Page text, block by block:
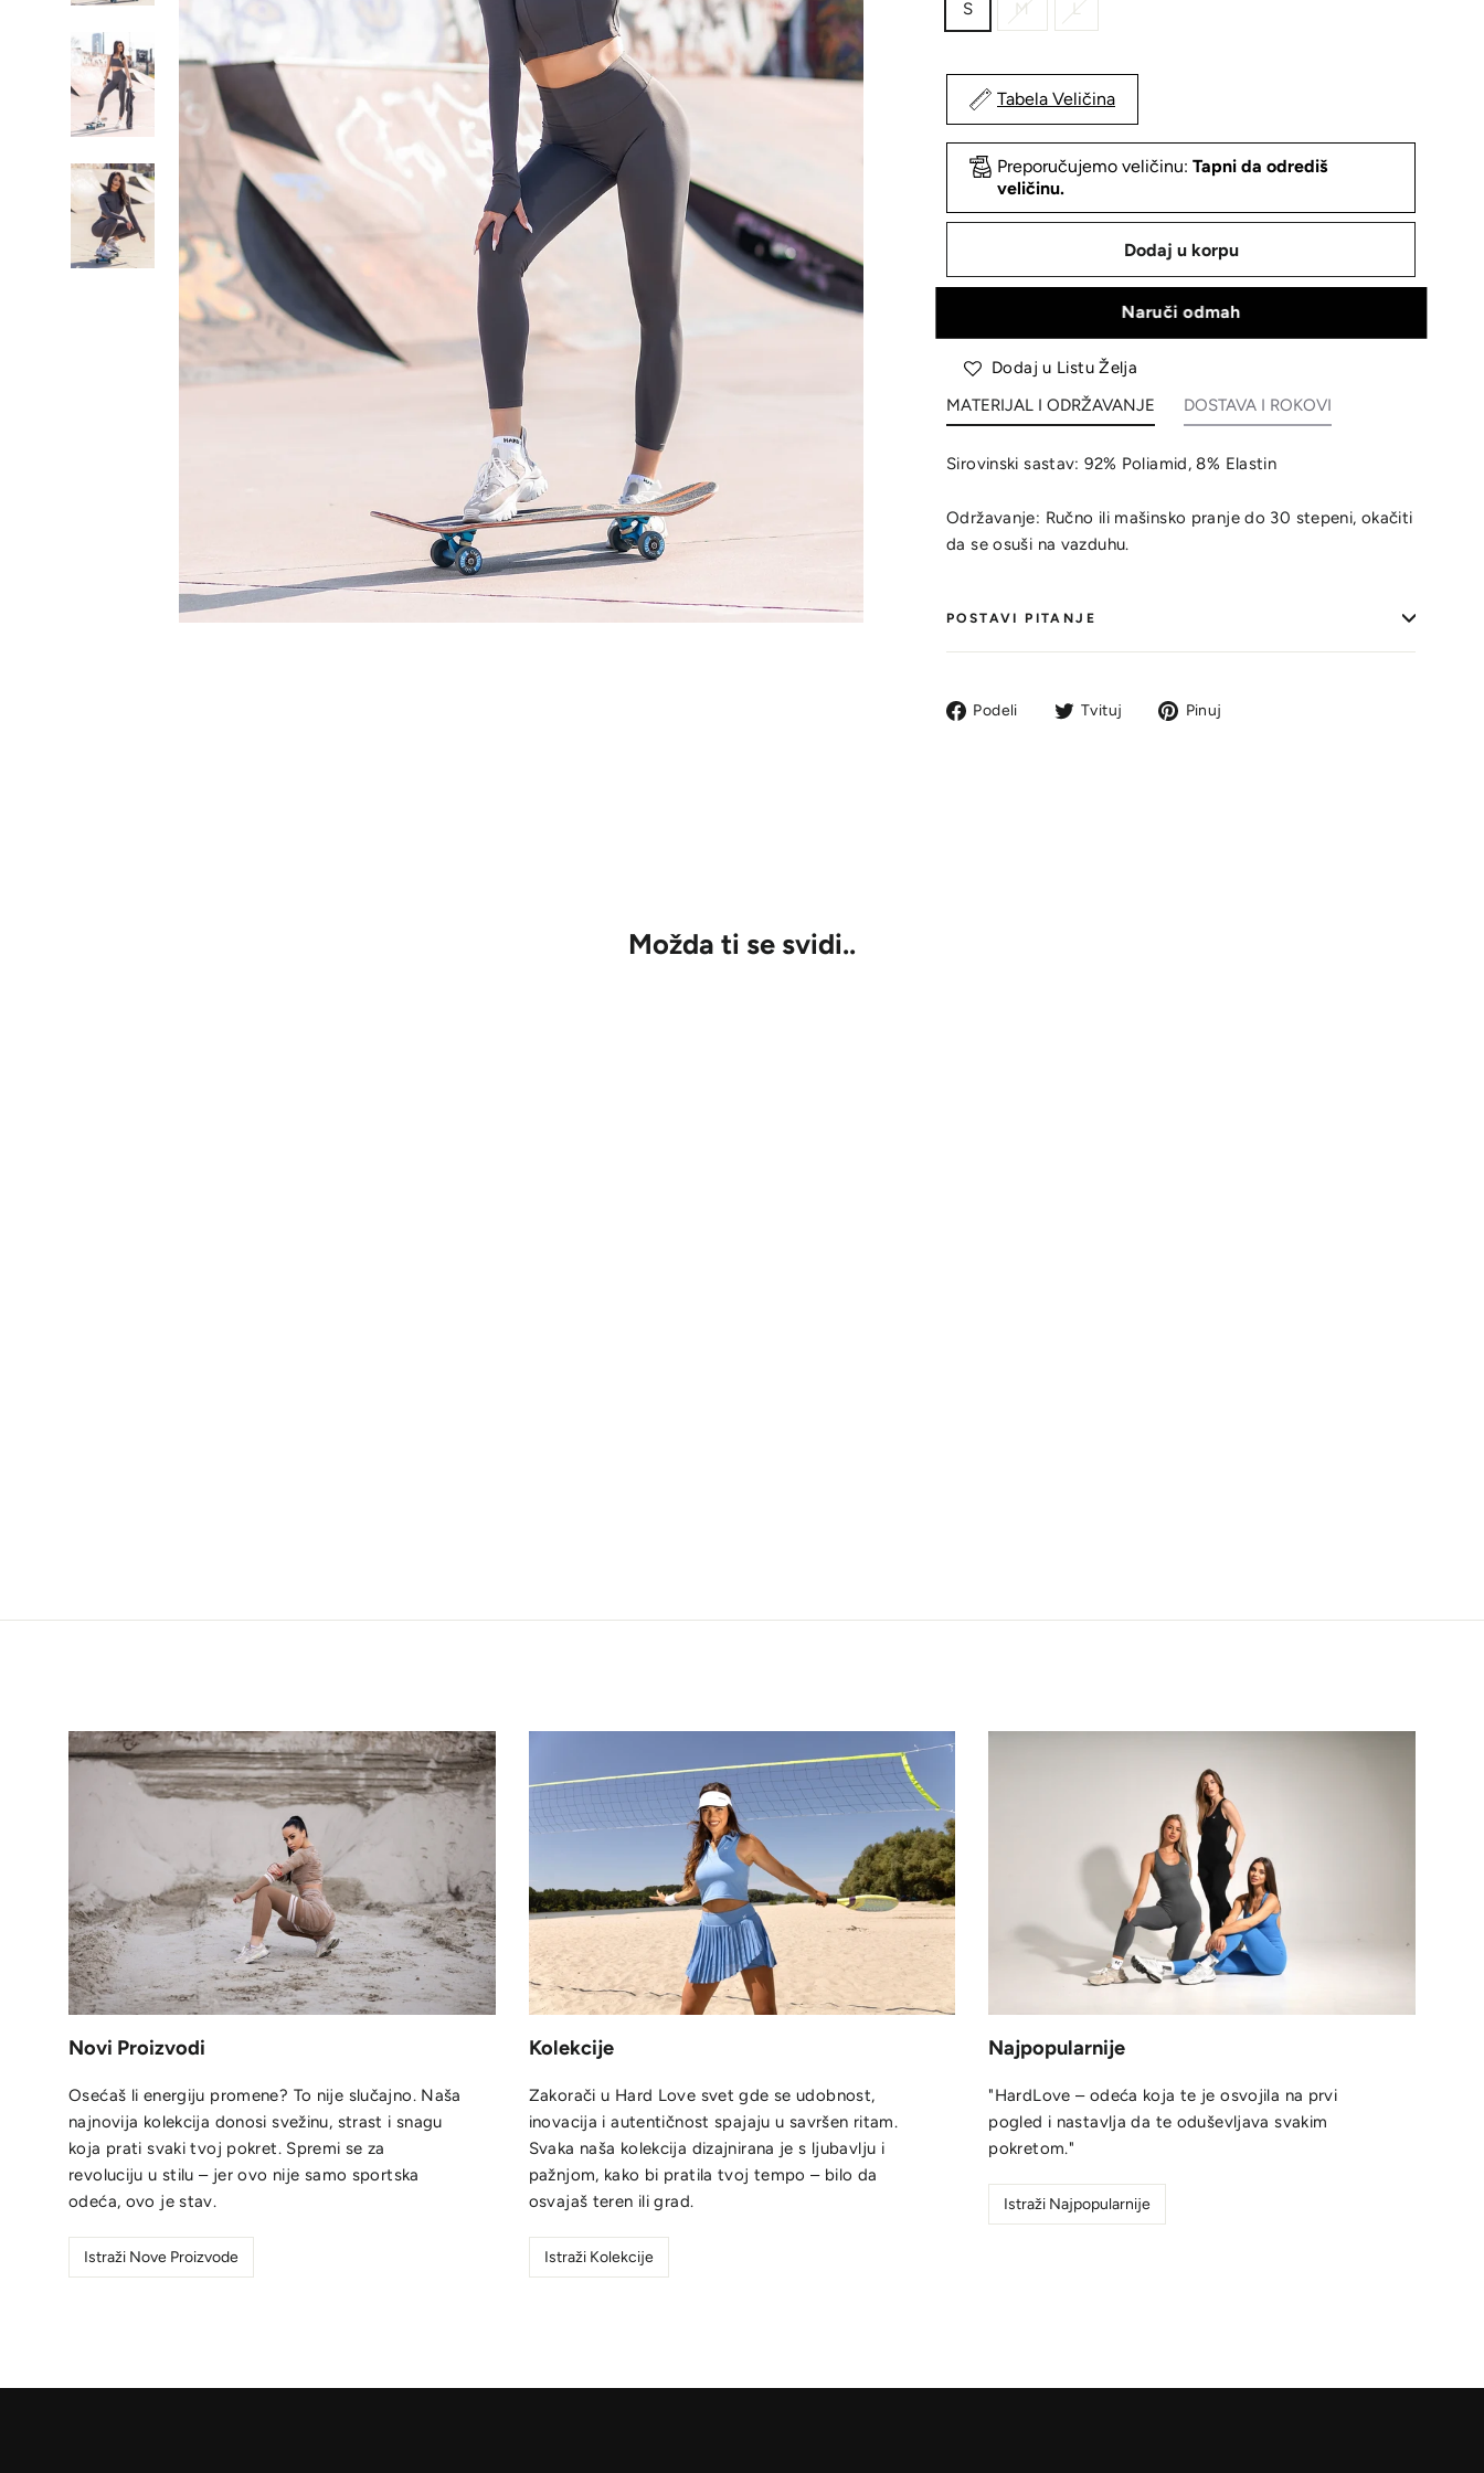
S M L
Tabela Veličina
Preporučujemo veličinu: Tapni da odrediš
veličinu.
Dodaj u korpu
Naruči odmah
Dodaj u Listu Želja
MATERIJAL I ODRŽAVANJE
Sirovinski sastav: 92% Poliamid, 8% Elastin
Održavanje: Ručno ili mašinsko pranje do 30 stepeni, okačiti
da se osuši na vazduhu.
DOSTAVA I ROKOVI
POSTAVI PITANJE
Podeli
Podeli Tvituj
Tvit
Pinuj
Možda ti se svidi..
Novi Proizvodi
Osećaš li energiju promene? To nije slučajno. Naša
najnovija kolekcija donosi svežinu, strast i snagu
koja prati svaki tvoj pokret. Spremi se za
revoluciju u stilu – jer ovo nije samo sportska
odeća, ovo je stav.
Istraži Nove Proizvode
Kolekcije
Zakorači u Hard Love svet gde se udobnost,
inovacija i autentičnost spajaju u savršen ritam.
Svaka naša kolekcija dizajnirana je s ljubavlju i
pažnjom, kako bi pratila tvoj tempo – bilo da
osvajaš teren ili grad.
Istraži Kolekcije
Najpopularnije
"HardLove – odeća koja te je osvojila na prvi
pogled i nastavlja da te oduševljava svakim
pokretom."
Istraži Najpopularnije